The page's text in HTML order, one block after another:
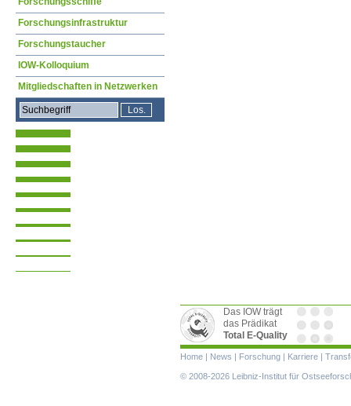
Forschungsinfrastruktur
Forschungstaucher
IOW-Kolloquium
Mitgliedschaften in Netzwerken
Das IOW trägt
das Prädikat
Total E-Quality
Navigation
überspringen
Home | News | Forschung | Karriere |
© 2008-2026 Leibniz-Institut für